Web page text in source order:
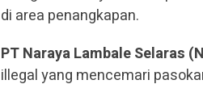
di area penangkapan.
PT Naraya Lambale Selaras
illegal yang mencemari